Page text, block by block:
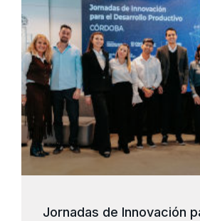
Jornadas de Innovación